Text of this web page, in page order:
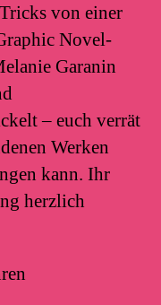
von einer
Novel-
Garanin
– euch verrät
Werken
kann. Ihr
herzlich